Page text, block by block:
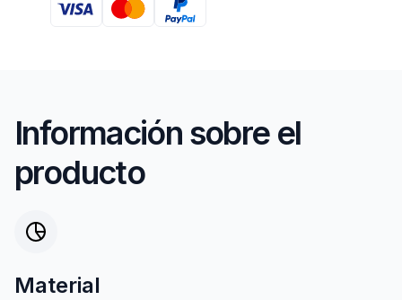
Información sobre el
producto
Material